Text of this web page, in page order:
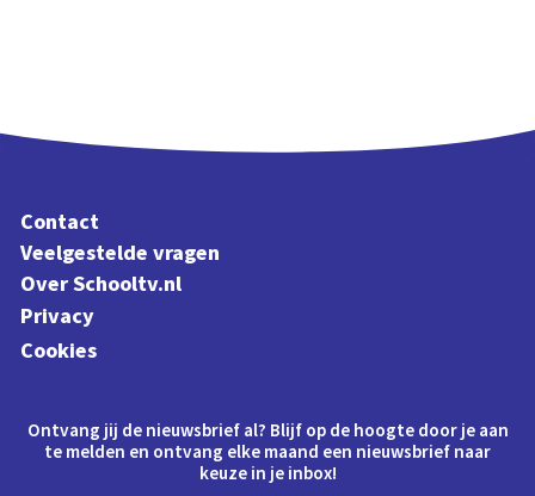
Contact
Veelgestelde vragen
Over Schooltv.nl
Privacy
Cookies
Ontvang jij de nieuwsbrief al? Blijf op de hoogte door je aan
te melden en ontvang elke maand een nieuwsbrief naar
keuze in je inbox!